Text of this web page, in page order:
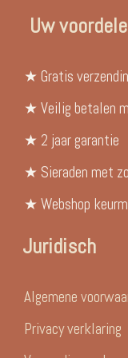
Uw
★ Gratis
★ Veilig betalen
★ 2 jaar garantie
★ Sieraden met
★ Webshop
Juridisch
Algemene
Privacy verklaring